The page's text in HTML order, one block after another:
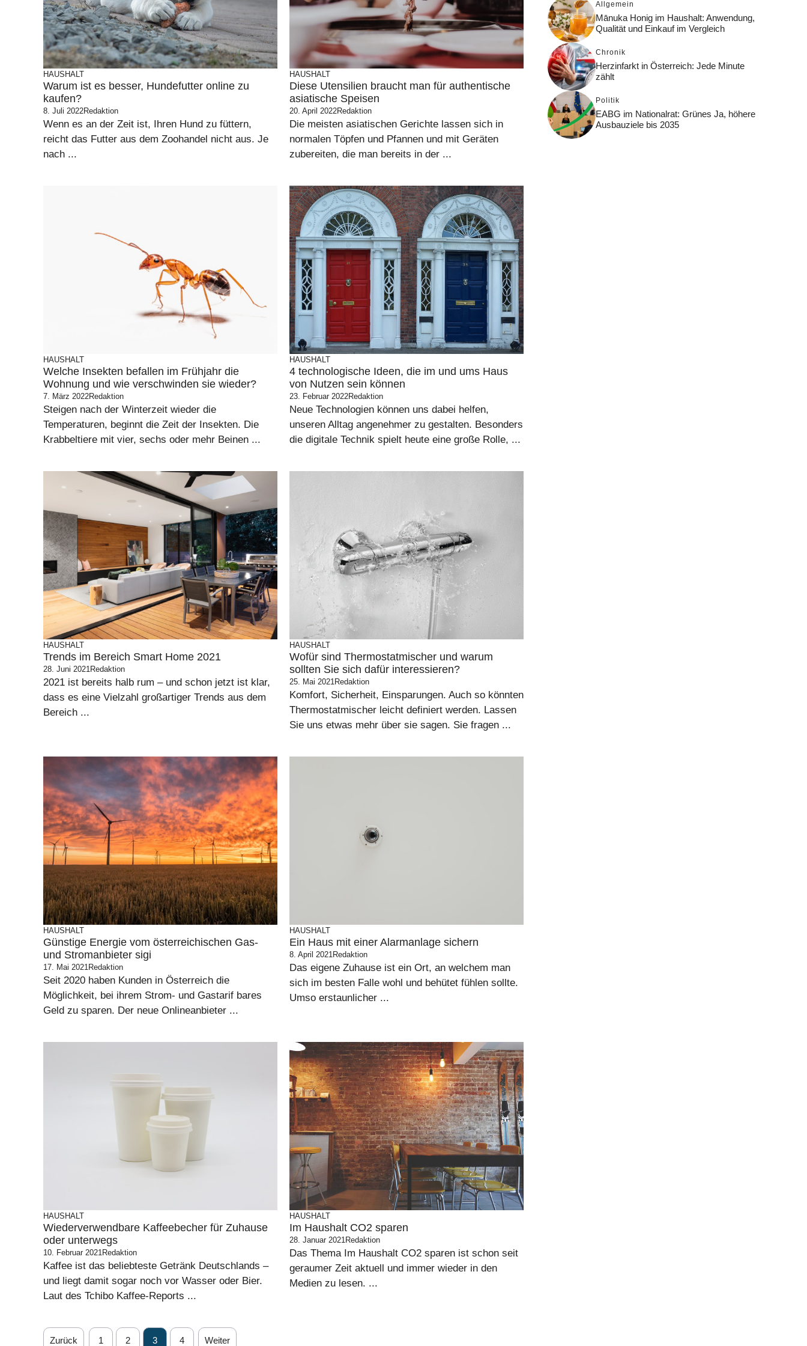
HAUSHALT
Warum ist es besser, Hundefutter online zu
kaufen?
8. Juli 2022Redaktion
Wenn es an der Zeit ist, Ihren Hund zu füttern,
reicht das Futter aus dem Zoohandel nicht aus. Je
nach ...
HAUSHALT
Diese Utensilien braucht man für authentische
asiatische Speisen
20. April 2022Redaktion
Die meisten asiatischen Gerichte lassen sich in
normalen Töpfen und Pfannen und mit Geräten
zubereiten, die man bereits in der ...
HAUSHALT
Welche Insekten befallen im Frühjahr die
Wohnung und wie verschwinden sie wieder?
7. März 2022Redaktion
Steigen nach der Winterzeit wieder die
Temperaturen, beginnt die Zeit der Insekten. Die
Krabbeltiere mit vier, sechs oder mehr Beinen ...
HAUSHALT
4 technologische Ideen, die im und ums Haus
von Nutzen sein können
23. Februar 2022Redaktion
Neue Technologien können uns dabei helfen,
unseren Alltag angenehmer zu gestalten. Besonders
die digitale Technik spielt heute eine große Rolle, ...
HAUSHALT
Trends im Bereich Smart Home 2021
28. Juni 2021Redaktion
2021 ist bereits halb rum – und schon jetzt ist klar,
dass es eine Vielzahl großartiger Trends aus dem
Bereich ...
HAUSHALT
Wofür sind Thermostatmischer und warum
sollten Sie sich dafür interessieren?
25. Mai 2021Redaktion
Komfort, Sicherheit, Einsparungen. Auch so könnten
Thermostatmischer leicht definiert werden. Lassen
Sie uns etwas mehr über sie sagen. Sie fragen ...
HAUSHALT
Günstige Energie vom österreichischen Gas-
und Stromanbieter sigi
17. Mai 2021Redaktion
Seit 2020 haben Kunden in Österreich die
Möglichkeit, bei ihrem Strom- und Gastarif bares
Geld zu sparen. Der neue Onlineanbieter ...
HAUSHALT
Ein Haus mit einer Alarmanlage sichern
8. April 2021Redaktion
Das eigene Zuhause ist ein Ort, an welchem man
sich im besten Falle wohl und behütet fühlen sollte.
Umso erstaunlicher ...
HAUSHALT
Wiederverwendbare Kaffeebecher für Zuhause
oder unterwegs
10. Februar 2021Redaktion
Kaffee ist das beliebteste Getränk Deutschlands –
und liegt damit sogar noch vor Wasser oder Bier.
Laut des Tchibo Kaffee-Reports ...
HAUSHALT
Im Haushalt CO2 sparen
28. Januar 2021Redaktion
Das Thema Im Haushalt CO2 sparen ist schon seit
geraumer Zeit aktuell und immer wieder in den
Medien zu lesen. ...
Zurück 1 2 3 4 Weiter
Allgemein
Mānuka Honig im Haushalt: Anwendung,
Qualität und Einkauf im Vergleich
Chronik
Herzinfarkt in Österreich: Jede Minute
zählt
Politik
EABG im Nationalrat: Grünes Ja, höhere
Ausbauziele bis 2035